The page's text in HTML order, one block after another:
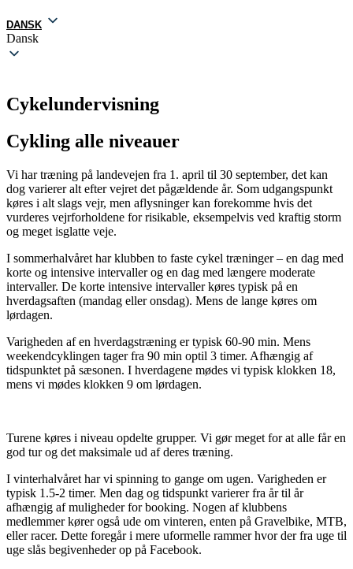
DANSK
Dansk
Cykelundervisning
Cykling alle niveauer
Vi har træning på landevejen fra 1. april til 30 september, det kan
dog varierer alt efter vejret det pågældende år. Som udgangspunkt
køres i alt slags vejr, men aflysninger kan forekomme hvis det
vurderes vejrforholdene for risikable, eksempelvis ved kraftig storm
og meget isglatte veje.
I sommerhalvåret har klubben to faste cykel træninger – en dag med
korte og intensive intervaller og en dag med længere moderate
intervaller. De korte intensive intervaller køres typisk på en
hverdagsaften (mandag eller onsdag). Mens de lange køres om
lørdagen.
Varigheden af en hverdagstræning er typisk 60-90 min. Mens
weekendcyklingen tager fra 90 min optil 3 timer. Afhængig af
tidspunktet på sæsonen. I hverdagene mødes vi typisk klokken 18,
mens vi mødes klokken 9 om lørdagen.
Turene køres i niveau opdelte grupper. Vi gør meget for at alle får en
god tur og det maksimale ud af deres træning.
I vinterhalvåret har vi spinning to gange om ugen. Varigheden er
typisk 1.5-2 timer. Men dag og tidspunkt varierer fra år til år
afhængig af muligheder for booking. Nogen af klubbens
medlemmer kører også ude om vinteren, enten på Gravelbike, MTB,
eller racer. Dette foregår i mere uformelle rammer hvor der fra uge til
uge slås begivenheder op på Facebook.